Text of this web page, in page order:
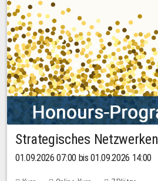
Strategisches Netzwerken
01.09.2026 07:00 bis 01.09.2026 14:00